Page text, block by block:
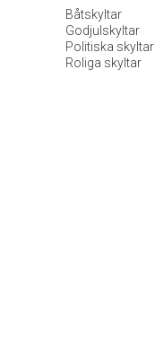
Båtskyltar
Godjulskyltar
Politiska skyltar
Roliga skyltar